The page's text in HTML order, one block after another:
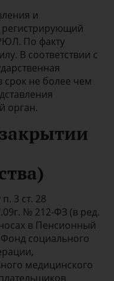
и
регистрирующий
По факту
В соответствии с
срок не более чем
орган.
3 ст. 28
№ 212-ФЗ (в ред.
в Пенсионный
социального
медицинского